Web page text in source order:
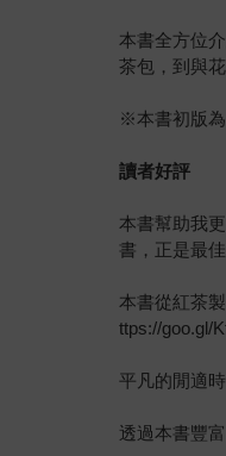
本書全方位
茶包，到與
※本書初版
讀者好評
本書幫助我
書，正是最
本書從紅茶
ttps://goo.gl/
平凡的閒適
透過本書豐